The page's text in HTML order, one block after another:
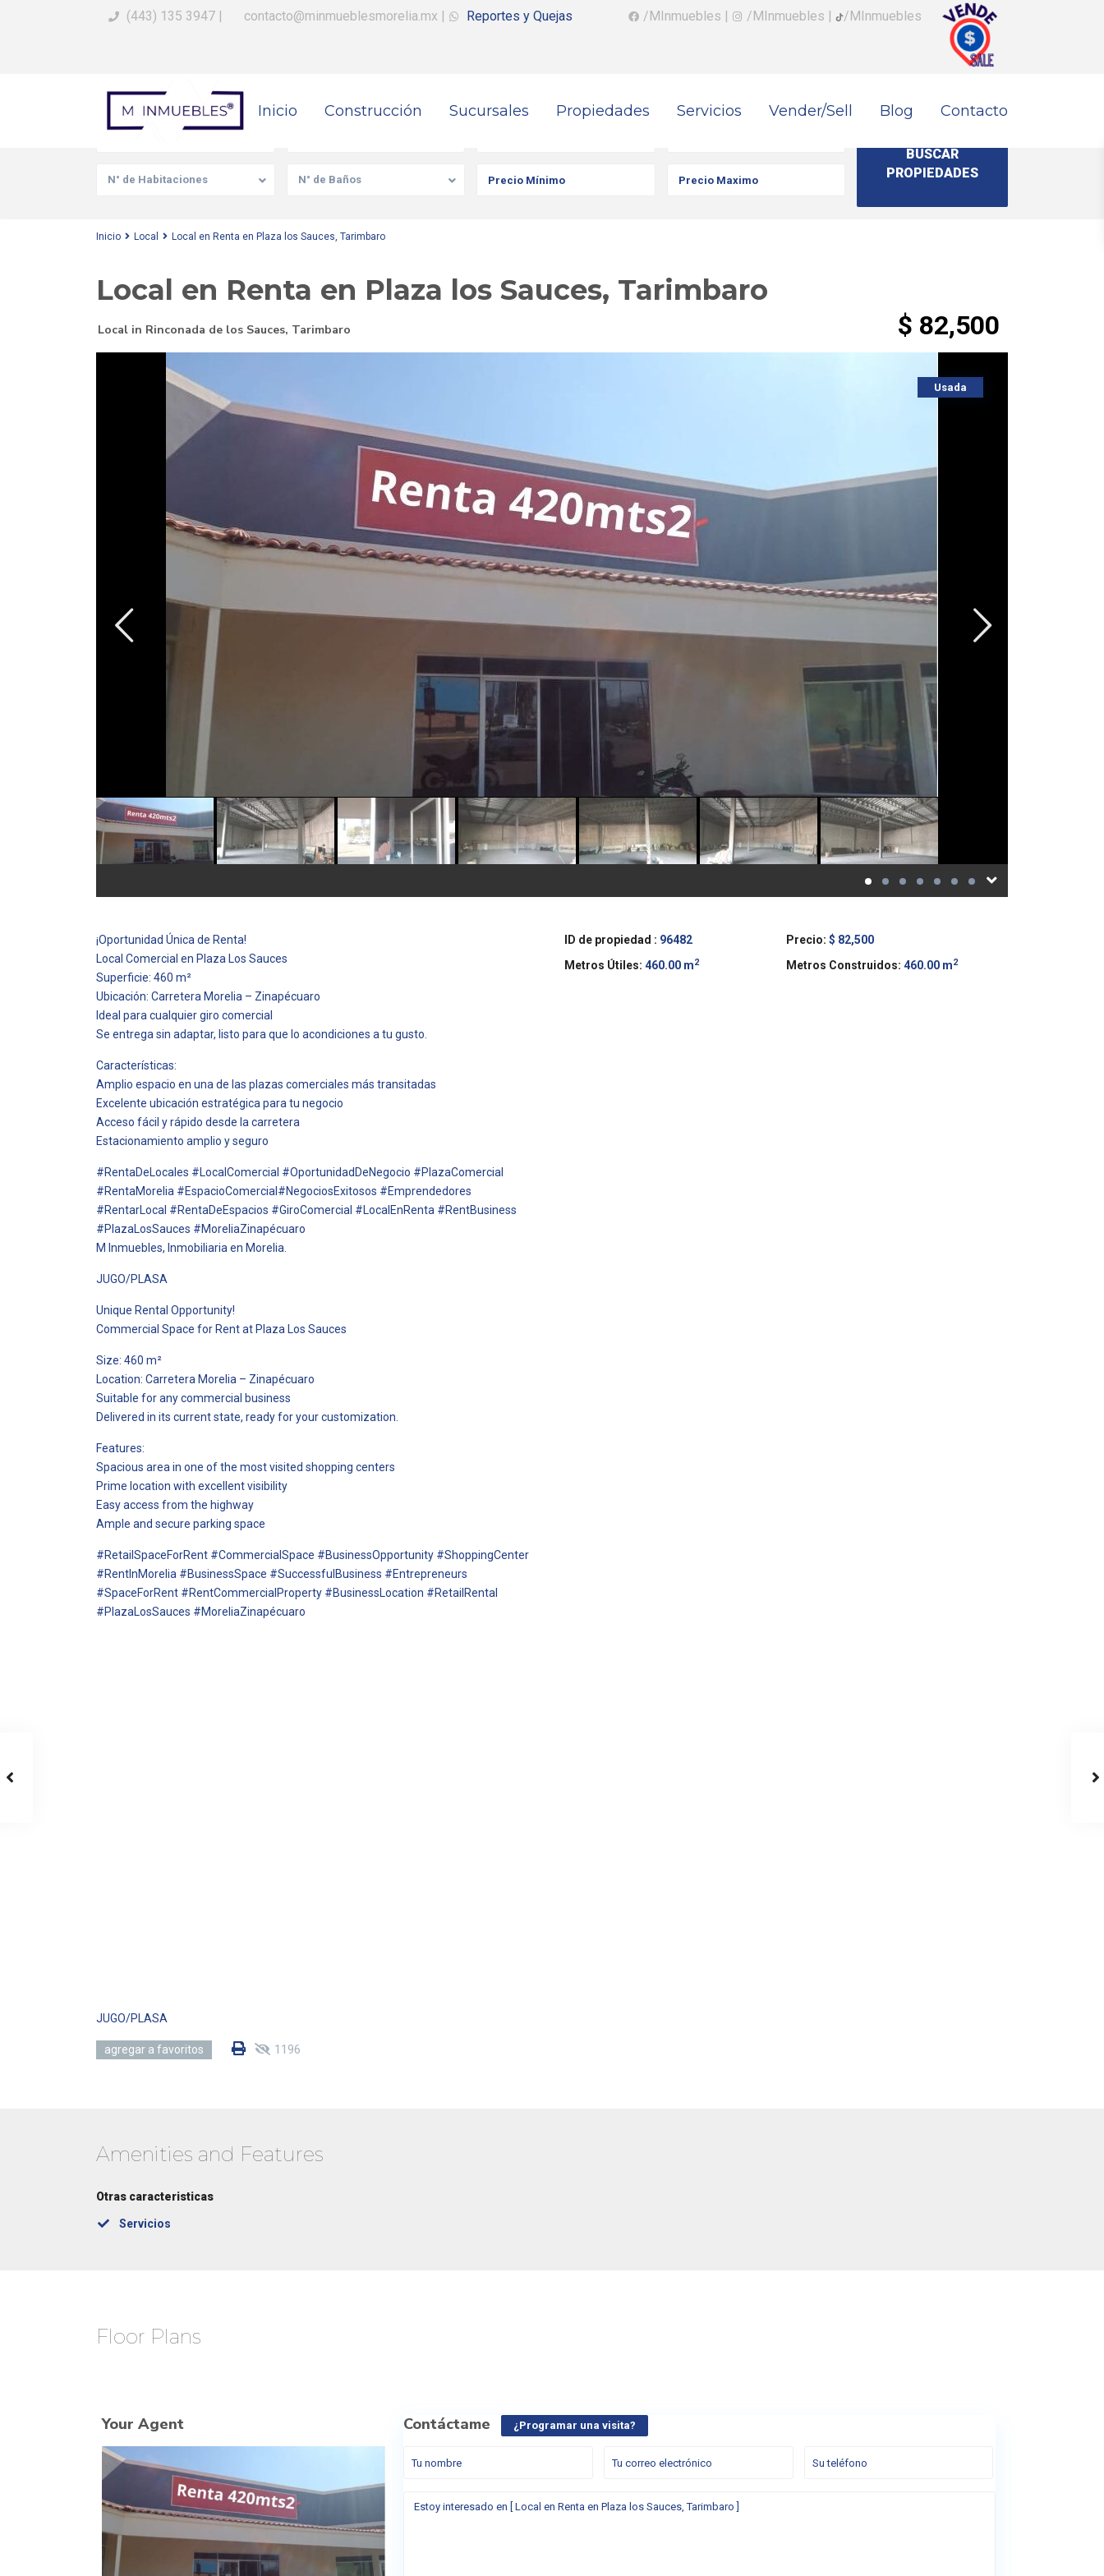
(443) 135 3947 | contacto@minmueblesmorelia.mx | Reportes y Quejas /MInmuebles | /MInmuebles | /MInmuebles
Inicio Construcción Sucursales Propiedades Servicios Vender/Sell Blog Contacto
Busca Tu Propiedad
N° de Habitaciones N° de Baños
Inicio Local Local en Renta en Plaza los Sauces, Tarimbaro
Local en Renta en Plaza los Sauces, Tarimbaro
Local in Rinconada de los Sauces, Tarimbaro $ 82,500
Usada
¡Oportunidad Única de Renta!
Local Comercial en Plaza Los Sauces
Superficie: 460 m²
Ubicación: Carretera Morelia – Zinapécuaro
Ideal para cualquier giro comercial
Se entrega sin adaptar, listo para que lo acondiciones a tu gusto.
Características:
Amplio espacio en una de las plazas comerciales más transitadas
Excelente ubicación estratégica para tu negocio
Acceso fácil y rápido desde la carretera
Estacionamiento amplio y seguro
#RentaDeLocales #LocalComercial #OportunidadDeNegocio #PlazaComercial
#RentaMorelia #EspacioComercial#NegociosExitosos #Emprendedores
#RentarLocal #RentaDeEspacios #GiroComercial #LocalEnRenta #RentBusiness
#PlazaLosSauces #MoreliaZinapécuaro
M Inmuebles, Inmobiliaria en Morelia.
JUGO/PLASA
Unique Rental Opportunity!
Commercial Space for Rent at Plaza Los Sauces
Size: 460 m²
Location: Carretera Morelia – Zinapécuaro
Suitable for any commercial business
Delivered in its current state, ready for your customization.
Features:
Spacious area in one of the most visited shopping centers
Prime location with excellent visibility
Easy access from the highway
Ample and secure parking space
#RetailSpaceForRent #CommercialSpace #BusinessOpportunity #ShoppingCenter
#RentInMorelia #BusinessSpace #SuccessfulBusiness #Entrepreneurs
#SpaceForRent #RentCommercialProperty #BusinessLocation #RetailRental
#PlazaLosSauces #MoreliaZinapécuaro
JUGO/PLASA
agregar a favoritos 1196
ID de propiedad : 96482 Precio: $ 82,500
Metros Útiles: 460.00 m2 Metros Construidos: 460.00 m2
Amenities and Features
Otras caracteristicas
Servicios
Floor Plans
Your Agent Contáctame ¿Programar una visita?